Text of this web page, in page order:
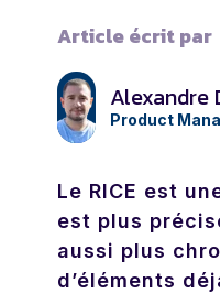
Article écrit par
Alexandre
Product
Le RICE est
est plus
aussi plus
d’éléments